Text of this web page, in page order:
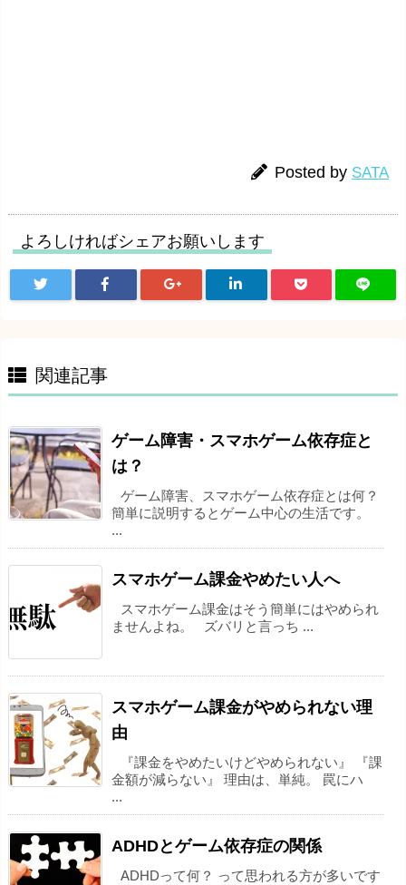
Posted by SATA
よろしければシェアお願いします
関連記事
ゲーム障害・スマホゲーム依存症と
は？
ゲーム障害、スマホゲーム依存症とは何？
簡単に説明するとゲーム中心の生活です。
...
スマホゲーム課金やめたい人へ
スマホゲーム課金はそう簡単にはやめられ
ませんよね。 ズバリと言っち ...
スマホゲーム課金がやめられない理
由
『課金をやめたいけどやめられない』 『課
金額が減らない』 理由は、単純。 罠にハ
...
ADHDとゲーム依存症の関係
ADHDって何？ って思われる方が多いです